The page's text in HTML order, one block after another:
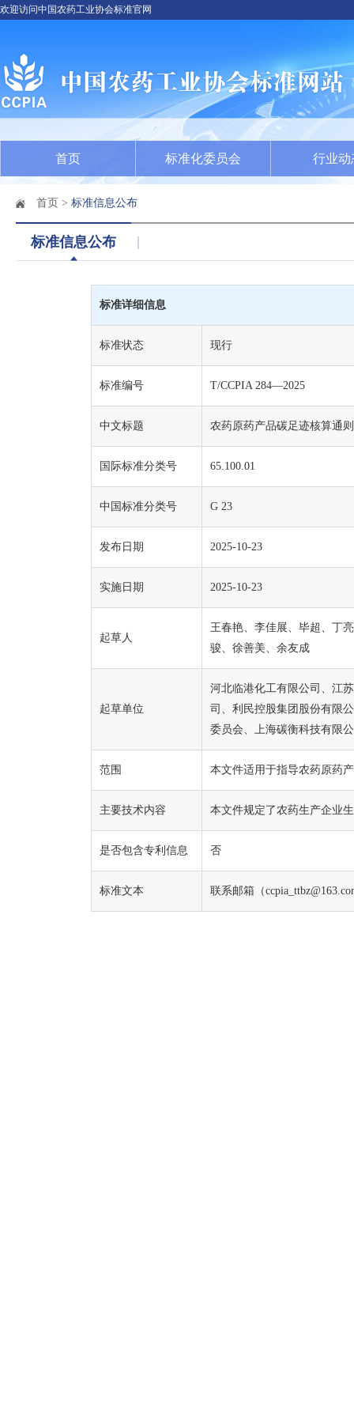
欢迎访问中国农药工业协会标准官网
首页 标准化委员会 行业动
首页 > 标准信息公布
标准信息公布
标准详细信息
标准状态 现行
标准编号 T/CCPIA 284—2025
中文标题 农药原药产品碳足迹核算通则
国际标准分类号 65.100.01
中国标准分类号 G 23
发布日期 2025-10-23
实施日期 2025-10-23
起草人
王春艳、李佳展、毕超、丁
骏、徐善美、余友成
起草单位
河北临港化工有限公司、江
司、利民控股集团股份有限
委员会、上海碳衡科技有限
范围 本文件适用于指导农药原药
主要技术内容 本文件规定了农药生产企业
是否包含专利信息 否
标准文本 联系邮箱（